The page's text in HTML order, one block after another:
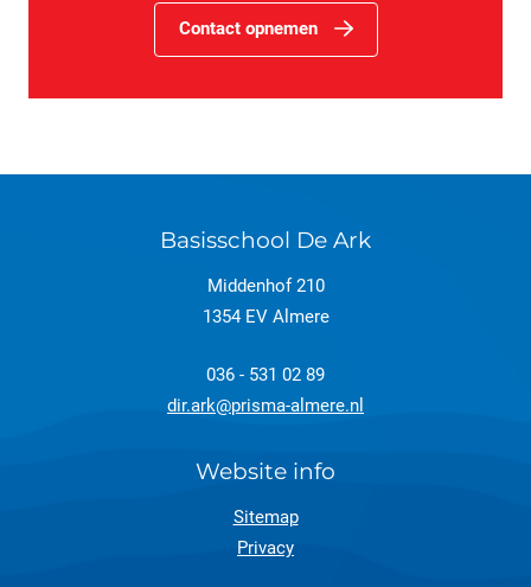
Contact opnemen
Basisschool De Ark
Middenhof 210
1354 EV Almere
036 - 531 02 89
dir.ark@prisma-almere.nl
Website info
Sitemap
Privacy